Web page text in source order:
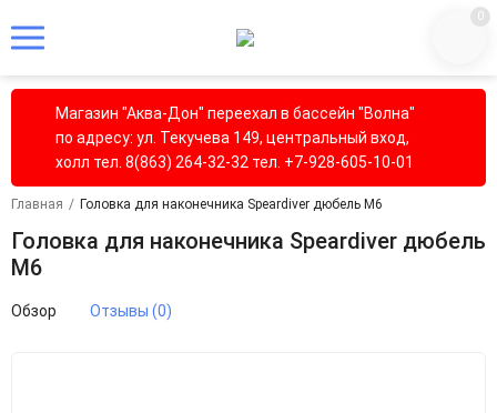
0
Магазин "Аква-Дон" переехал в бассейн "Волна"
по адресу: ул. Текучева 149, центральный вход,
холл тел. 8(863) 264-32-32 тел. +7-928-605-10-01
Главная / Головка для наконечника Speardiver дюбель М6
Головка для наконечника Speardiver дюбель
М6
Обзор Отзывы (0)